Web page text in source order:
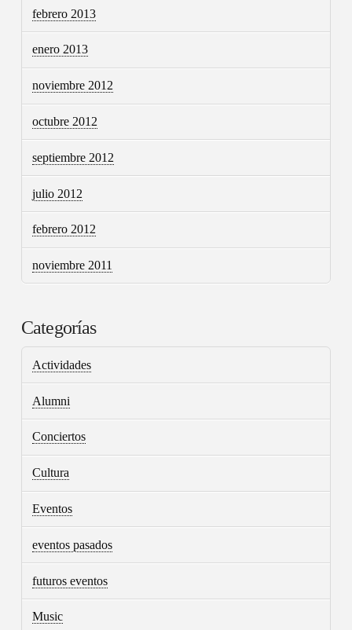
febrero 2013
enero 2013
noviembre 2012
octubre 2012
septiembre 2012
julio 2012
febrero 2012
noviembre 2011
Categorías
Actividades
Alumni
Conciertos
Cultura
Eventos
eventos pasados
futuros eventos
Music